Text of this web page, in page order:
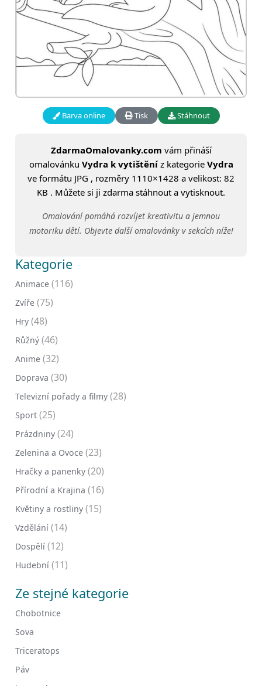
Barva online Tisk Stáhnout
ZdarmaOmalovanky.com vám přináší
omalovánku Vydra k vytištěníz kategorie Vydra
ve formátu JPG , rozměry 1110×1428 a velikost: 82
KB . Můžete si ji zdarma stáhnout a vytisknout.
Omalování pomáhá rozvíjet kreativitu a jemnou
motoriku dětí. Objevte další omalovánky v sekcích níže!
Kategorie
Animace (116)
Zvíře (75)
Hry (48)
Růžný (46)
Anime (32)
Doprava (30)
Televizní pořady a filmy (28)
Sport (25)
Prázdniny (24)
Zelenina a Ovoce (23)
Hračky a panenky (20)
Přírodní a Krajina (16)
Květiny a rostliny (15)
Vzdělání (14)
Dospělí (12)
Hudební (11)
Ze stejné kategorie
Chobotnice
Sova
Triceratops
Páv